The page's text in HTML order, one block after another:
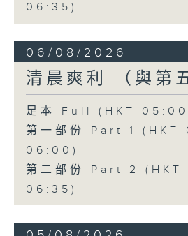
06:35)
06/08/2026
清晨爽利 （與第
足本 Full (HKT
第一部份 Part 1
06:00)
第二部份 Part 2
06:35)